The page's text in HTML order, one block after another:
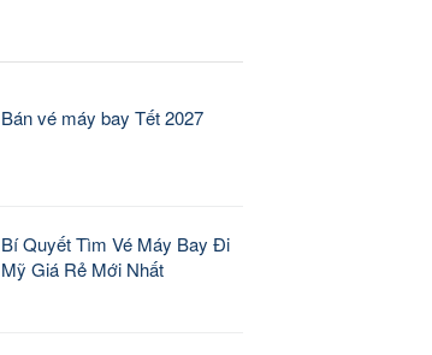
Bán vé máy bay Tết 2027
Bí Quyết Tìm Vé Máy Bay Đi
Mỹ Giá Rẻ Mới Nhất